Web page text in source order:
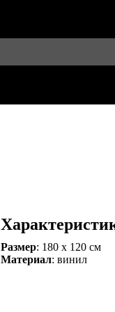
Размер: 180 х 120 см
Материал: винил